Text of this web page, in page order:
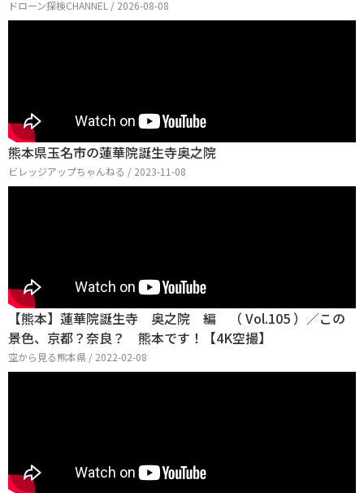
ドローン探検CHANNEL / 2026-08-08
熊本県玉名市の蓮華院誕生寺奥之院
ビレッジアップちゃんねる / 2023-11-08
【熊本】蓮華院誕生寺 奥之院 編 （ Vol.105 ）／この
景色、京都？奈良？ 熊本です！【4K空撮】
空から見る熊本県 / 2022-02-08